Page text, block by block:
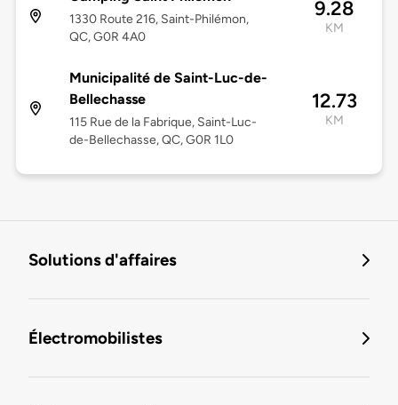
1330 Route 216, Saint-Philémon,
QC, G0R 4A0
9.28
KM
Municipalité de Saint-Luc-de-
Bellechasse
115 Rue de la Fabrique, Saint-Luc-
de-Bellechasse, QC, G0R 1L0
12.73
KM
Solutions d'affaires
Électromobilistes